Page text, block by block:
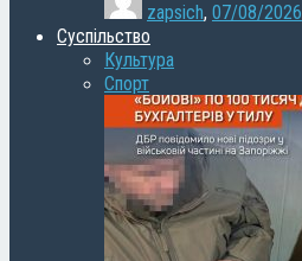
zapsich, 07/08/2026
Суспільство
Культура
Спорт